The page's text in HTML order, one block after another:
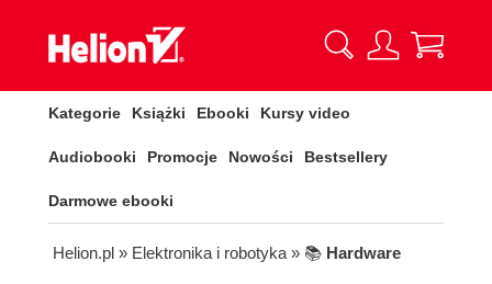
Kategorie Książki Ebooki Kursy video
Audiobooki Promocje Nowości Bestsellery
Darmowe ebooki
Helion.pl » Elektronika i robotyka » 📚 Hardware